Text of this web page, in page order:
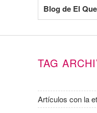
Blog de El
TAG
Artículos con la